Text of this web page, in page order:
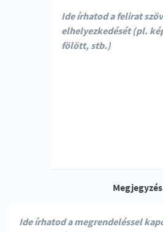
Megjegyzés